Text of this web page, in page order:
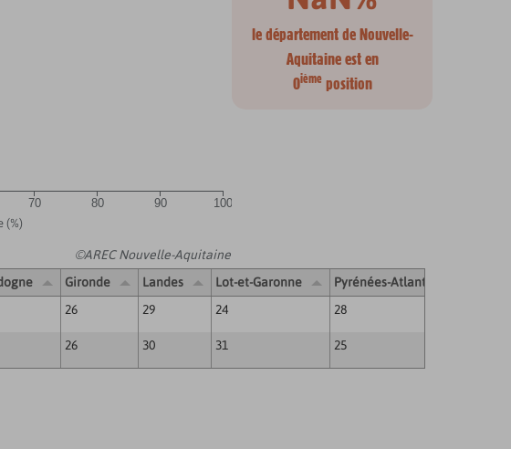
©AREC Nouvelle-Aquitaine
70 80 90 100
(%)
le département de Nouvelle-
Aquitaine est en
0ièmeposition
Gironde Landes Lot-et-Garonne Pyrénées-Atlantiques
26 29 24 28
26 30 31 25